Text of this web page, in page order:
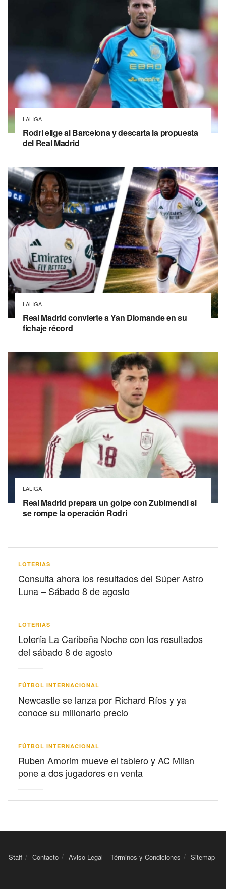
LALIGA
Rodri elige al Barcelona y descarta la propuesta
del Real Madrid
LALIGA
Real Madrid convierte a Yan Diomande en su
fichaje récord
LALIGA
Real Madrid prepara un golpe con Zubimendi si
se rompe la operación Rodri
LOTERIAS
Consulta ahora los resultados del Súper Astro
Luna – Sábado 8 de agosto
LOTERIAS
Lotería La Caribeña Noche con los resultados
del sábado 8 de agosto
FÚTBOL INTERNACIONAL
Newcastle se lanza por Richard Ríos y ya
conoce su millonario precio
FÚTBOL INTERNACIONAL
Ruben Amorim mueve el tablero y AC Milan
pone a dos jugadores en venta
Staff Contacto Aviso Legal – Términos y Condiciones Sitemap